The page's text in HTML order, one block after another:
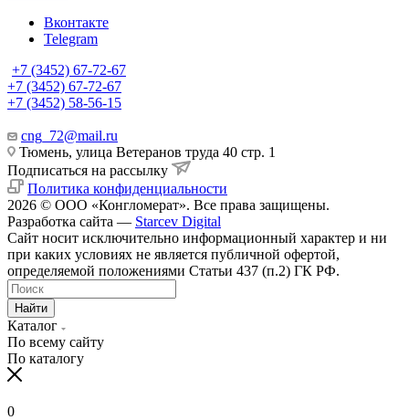
Вконтакте
Telegram
+7 (3452) 67-72-67
+7 (3452) 67-72-67
+7 (3452) 58-56-15
cng_72@mail.ru
Тюмень, улица Ветеранов труда 40 стр. 1
Подписаться на рассылку
Политика конфиденциальности
2026 © ООО «Конгломерат». Все права защищены.
Разработка сайта — Starcev Digital
Cайт носит исключительно информационный характер и ни
при каких условиях не является публичной офертой,
определяемой положениями Статьи 437 (п.2) ГК РФ.
Найти
Каталог
По всему сайту
По каталогу
0